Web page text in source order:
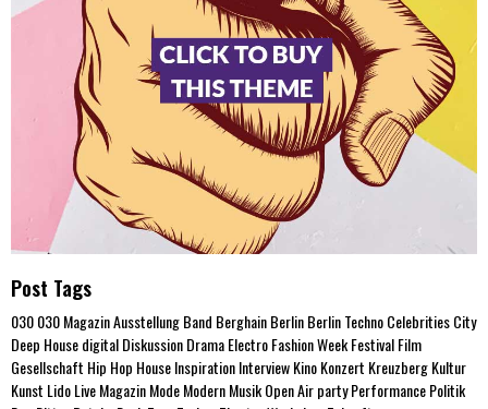
Post Tags
030030 MagazinAusstellungBand BerghainBerlinBerlin TechnoCelebritiesCity
Deep HousedigitalDiskussionDramaElectroFashion WeekFestivalFilm
Gesellschaft Hip Hop HouseInspirationInterviewKinoKonzert KreuzbergKultur
Kunst LidoLiveMagazinModeModernMusikOpen AirpartyPerformancePolitik